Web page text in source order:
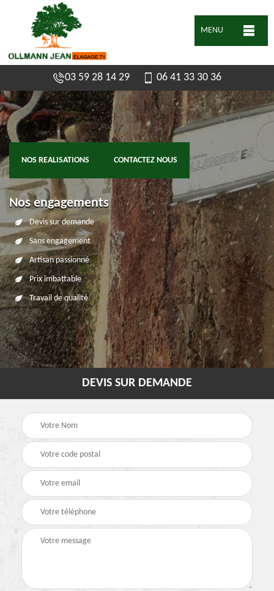
MENU
03 59 28 14 29 06 41 33 30 36
NOS REALISATIONS CONTACTEZ NOUS
Nos engagements
Devis sur demande
Sans engagement
Artisan passionné
Prix imbattable
Travail de qualité
DEVIS SUR DEMANDE